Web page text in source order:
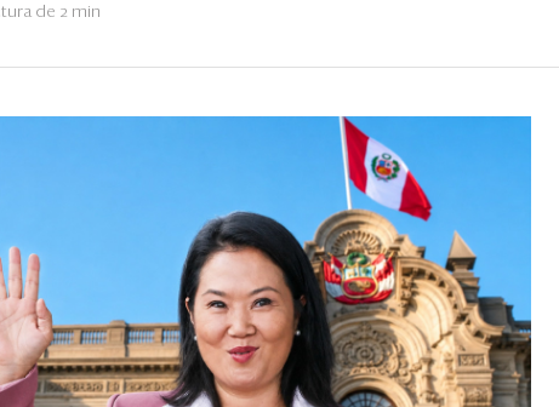
de 2 min